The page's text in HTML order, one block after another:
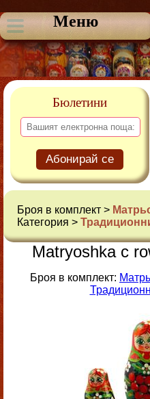
Меню
Бюлетини
Абонирай се
Броя в комплект >
Категория >
Matryoshka с
Броя в комплект: